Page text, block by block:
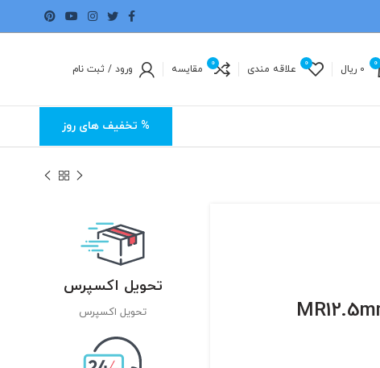
0
0 ریال 0 علاقه مندی 0 مقایسه ورود / ثبت نام
% تخفیف های روز
تحویل اکسپرس
تحویل اکسپرس